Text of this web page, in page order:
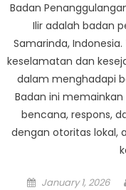
Badan
Ilir adalah badan
Samarinda,
keselamatan dan
dalam menghadapi
Badan ini
bencana, respons,
dengan otoritas lokal,
Posted
January 1, 2026